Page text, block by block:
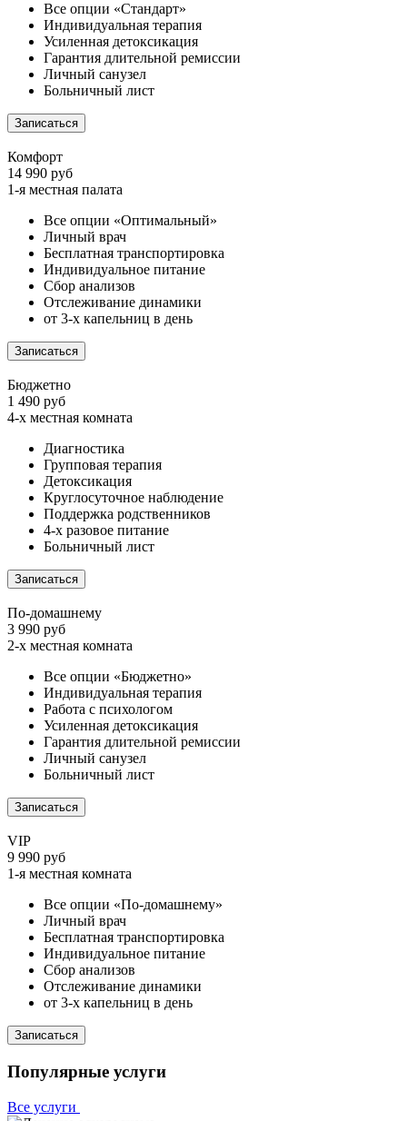
Все опции «Стандарт»
Индивидуальная терапия
Усиленная детоксикация
Гарантия длительной ремиссии
Личный санузел
Больничный лист
Записаться
Комфорт
14 990 руб
1-я местная палата
Все опции «Оптимальный»
Личный врач
Бесплатная транспортировка
Индивидуальное питание
Сбор анализов
Отслеживание динамики
от 3-х капельниц в день
Записаться
Бюджетно
1 490 руб
4-х местная комната
Диагностика
Групповая терапия
Детоксикация
Круглосуточное наблюдение
Поддержка родственников
4-х разовое питание
Больничный лист
Записаться
По-домашнему
3 990 руб
2-х местная комната
Все опции «Бюджетно»
Индивидуальная терапия
Работа с психологом
Усиленная детоксикация
Гарантия длительной ремиссии
Личный санузел
Больничный лист
Записаться
VIP
9 990 руб
1-я местная комната
Все опции «По-домашнему»
Личный врач
Бесплатная транспортировка
Индивидуальное питание
Сбор анализов
Отслеживание динамики
от 3-х капельниц в день
Записаться
Популярные услуги
Все услуги